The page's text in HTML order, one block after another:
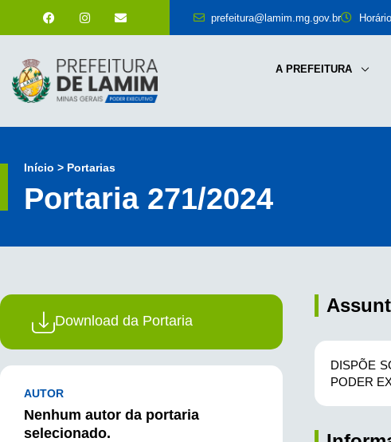
prefeitura@lamim.mg.gov.br
A PREFEITURA
Início > Portarias
Portaria 271/2024
Download da Portaria
AUTOR
Nenhum autor da portaria
selecionado.
DISPÕE
PODER